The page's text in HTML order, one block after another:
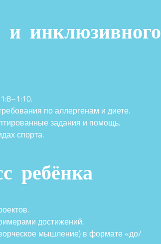
инклюзивного
по аллергенам и диете.
задания и помощь.
спорта.
ребёнка
достижений.
мышление) в формате «до/